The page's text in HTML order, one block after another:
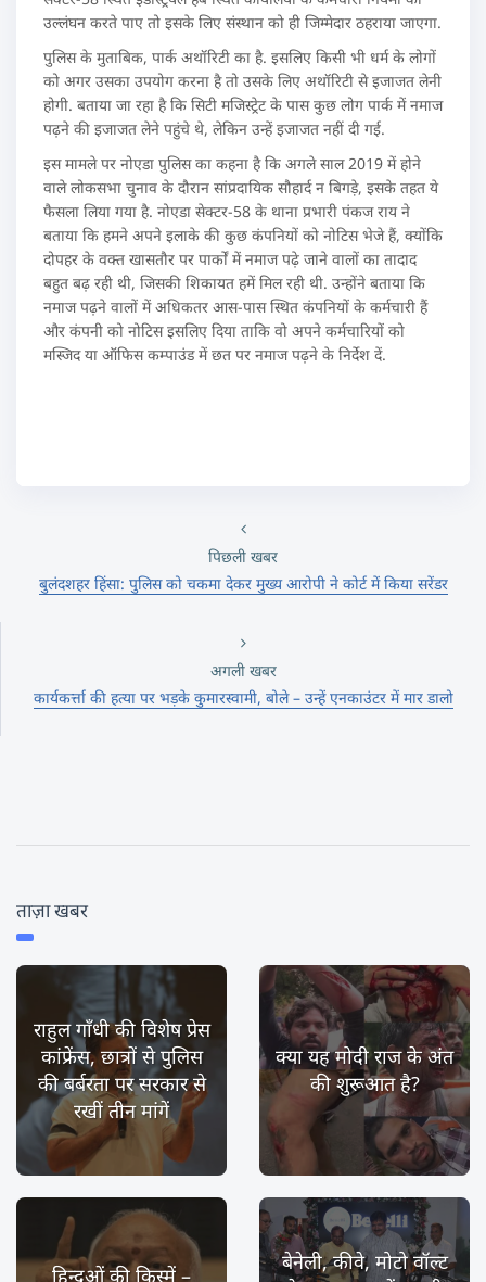
उल्लंघन करते पाए तो इसके लिए संस्थान को ही जिम्मेदार ठहराया जाएगा.
पुलिस के मुताबिक, पार्क अथॉरिटी का है. इसलिए किसी भी धर्म के लोगों
को अगर उसका उपयोग करना है तो उसके लिए अथॉरिटी से इजाजत लेनी
होगी. बताया जा रहा है कि सिटी मजिस्ट्रेट के पास कुछ लोग पार्क में नमाज
पढ़ने की इजाजत लेने पहुंचे थे, लेकिन उन्हें इजाजत नहीं दी गई.
इस मामले पर नोएडा पुलिस का कहना है कि अगले साल 2019 में होने
वाले लोकसभा चुनाव के दौरान सांप्रदायिक सौहार्द न बिगड़े, इसके तहत ये
फैसला लिया गया है. नोएडा सेक्टर-58 के थाना प्रभारी पंकज राय ने
बताया कि हमने अपने इलाके की कुछ कंपनियों को नोटिस भेजे हैं, क्योंकि
दोपहर के वक्त खासतौर पर पार्कों में नमाज पढ़े जाने वालों का तादाद
बहुत बढ़ रही थी, जिसकी शिकायत हमें मिल रही थी. उन्होंने बताया कि
नमाज पढ़ने वालों में अधिकतर आस-पास स्थित कंपनियों के कर्मचारी हैं
और कंपनी को नोटिस इसलिए दिया ताकि वो अपने कर्मचारियों को
मस्जिद या ऑफिस कम्पाउंड में छत पर नमाज पढ़ने के निर्देश दें.
पिछली खबर
बुलंदशहर हिंसा: पुलिस को चकमा देकर मुख्य आरोपी ने कोर्ट में किया सरेंडर
अगली खबर
कार्यकर्त्ता की हत्या पर भड़के कुमारस्वामी, बोले – उन्‍हें एनकाउंटर में मार डालो
ताज़ा खबर
राहुल गाँधी की विशेष प्रेस
कांफ्रेंस, छात्रों से पुलिस
की बर्बरता पर सरकार से
रखीं तीन मांगें
क्या यह मोदी राज के अंत
की शुरूआत है?
हिन्दुओं की किस्में –
बेनेली, कीवे, मोटो वॉल्ट